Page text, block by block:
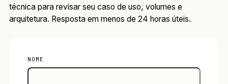
técnica para revisar seu caso de uso, volumes e
arquitetura. Resposta em menos de 24 horas úteis.
NOME